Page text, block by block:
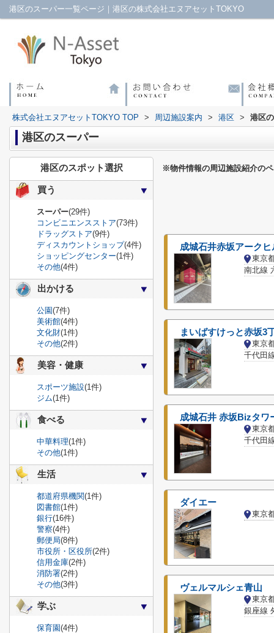
港区のスーパー一覧ページ｜港区の株式会社エヌアセットTOKYO
株式会社エヌアセットTOKYO TOP > 周辺施設案内 > 港区 > 港区
港区のスーパー
※物件情報の周辺施設紹介の
成城石井赤坂アークヒ
東京
南北線
まいばすけっと赤坂3
東京
千代田
成城石井 赤坂Bizタワ
東京
千代田
ダイエー
東京
ヴェルマルシェ青山
東京
銀座線
港区のスポット選択
買う
スーパー(29件)
コンビニエンスストア(73件)
ドラッグストア(9件)
ディスカウントショップ(4件)
ショッピングセンター(1件)
その他(4件)
出かける
公園(7件)
美術館(4件)
文化財(1件)
その他(2件)
美容・健康
スポーツ施設(1件)
ジム(1件)
食べる
中華料理(1件)
その他(1件)
生活
都道府県機関(1件)
図書館(1件)
銀行(16件)
警察(4件)
郵便局(8件)
市役所・区役所(2件)
信用金庫(2件)
消防署(2件)
その他(3件)
学ぶ
保育園(4件)